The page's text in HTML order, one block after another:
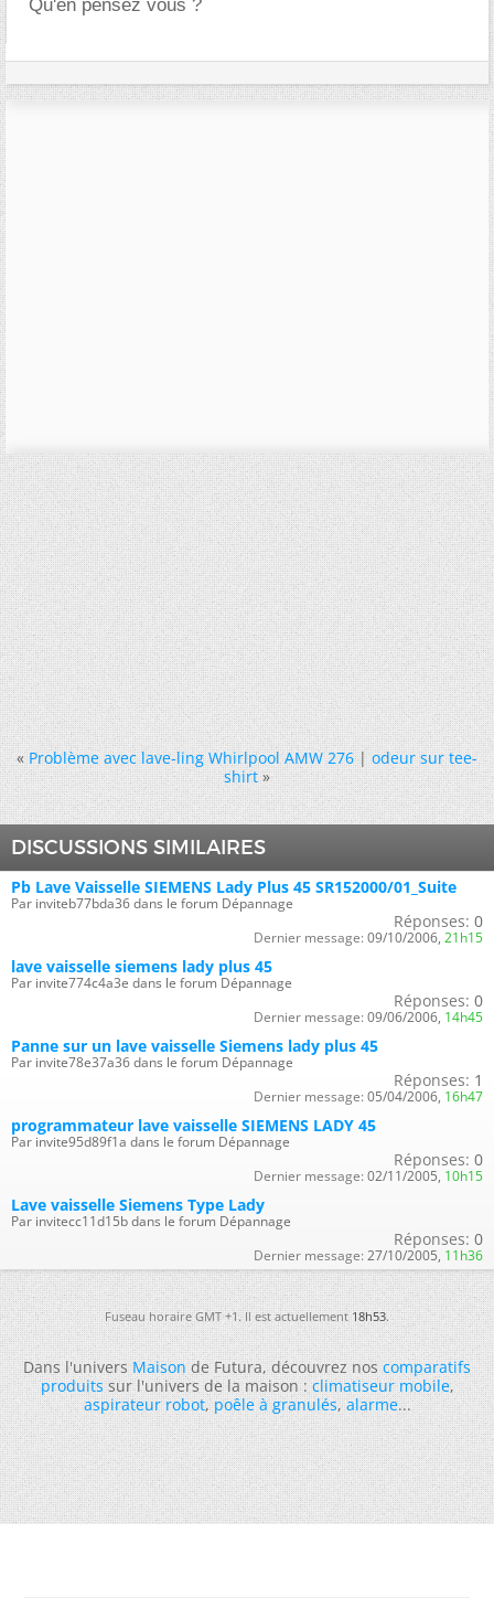
Qu'en pensez vous ?
« Problème avec lave-ling Whirlpool AMW 276|odeur sur tee-
shirt »
DISCUSSIONS SIMILAIRES
Pb Lave Vaisselle SIEMENS Lady Plus 45 SR152000/01_Suite
Par inviteb77bda36 dans le forum Dépannage
Réponses: 0
Dernier message: 09/10/2006, 21h15
lave vaisselle siemens lady plus 45
Par invite774c4a3e dans le forum Dépannage
Réponses: 0
Dernier message: 09/06/2006, 14h45
Panne sur un lave vaisselle Siemens lady plus 45
Par invite78e37a36 dans le forum Dépannage
Réponses: 1
Dernier message: 05/04/2006, 16h47
programmateur lave vaisselle SIEMENS LADY 45
Par invite95d89f1a dans le forum Dépannage
Réponses: 0
Dernier message: 02/11/2005, 10h15
Lave vaisselle Siemens Type Lady
Par invitecc11d15b dans le forum Dépannage
Réponses: 0
Dernier message: 27/10/2005, 11h36
Fuseau horaire GMT +1. Il est actuellement18h53.
Dans l'universMaisonde Futura, découvrez noscomparatifs
produitssur l'univers de la maison :climatiseur mobile,
aspirateur robot,poêle à granulés,alarme...